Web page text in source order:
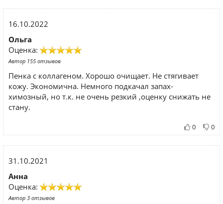
16.10.2022
Ольга
Оценка:
Автор 155 отзывов
Пенка с коллагеном. Хорошо очищает. Не стягивает
кожу. Экономична. Немного подкачал запах-
химозный, но т.к. не очень резкий ,оценку снижать не
стану.
0 0
31.10.2021
Анна
Оценка:
Автор 3 отзывов